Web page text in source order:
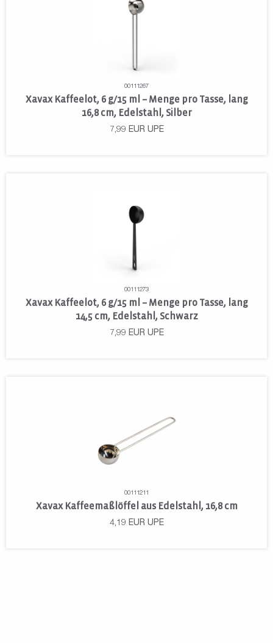
00111267
Xavax Kaffeelot, 6 g/15 ml – Menge pro Tasse, lang
16,8 cm, Edelstahl, Silber
7,99 EUR UPE
00111273
Xavax Kaffeelot, 6 g/15 ml – Menge pro Tasse, lang
14,5 cm, Edelstahl, Schwarz
7,99 EUR UPE
00111211
Xavax Kaffeemaßlöffel aus Edelstahl, 16,8 cm
4,19 EUR UPE